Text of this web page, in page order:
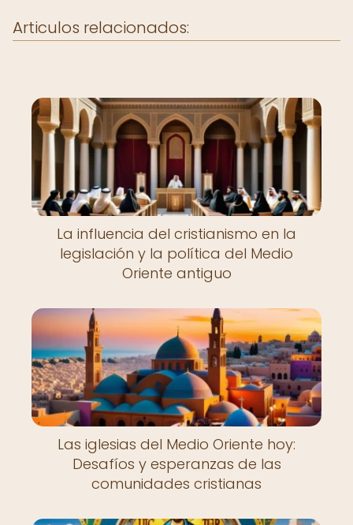
Articulos relacionados:
La influencia del cristianismo en la
legislación y la política del Medio
Oriente antiguo
Las iglesias del Medio Oriente hoy:
Desafíos y esperanzas de las
comunidades cristianas